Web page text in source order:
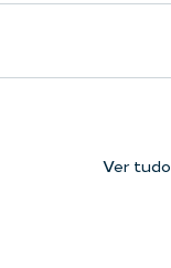
Ver tudo